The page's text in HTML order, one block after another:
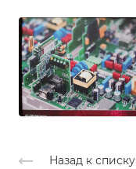
Назад к списку